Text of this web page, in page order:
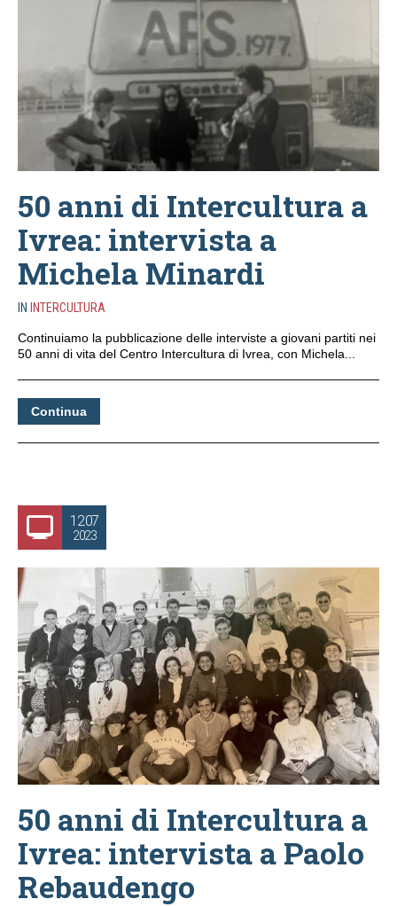
50 anni di Intercultura a
Ivrea: intervista a
Michela Minardi
IN INTERCULTURA
Continuiamo la pubblicazione delle interviste a giovani partiti nei
50 anni di vita del Centro Intercultura di Ivrea, con Michela...
Continua
12.07
2023
50 anni di Intercultura a
Ivrea: intervista a Paolo
Rebaudengo